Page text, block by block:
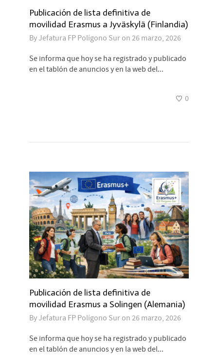
Publicación de lista definitiva de
movilidad Erasmus a Jyväskylä (Finlandia)
ByJefatura FP Polígono Sur on 26 marzo, 2026
Se informa que hoy se ha registrado y publicado
en el tablón de anuncios y en la web del...
0
Publicación de lista definitiva de
movilidad Erasmus a Solingen (Alemania)
ByJefatura FP Polígono Sur on 26 marzo, 2026
Se informa que hoy se ha registrado y publicado
en el tablón de anuncios y en la web del...